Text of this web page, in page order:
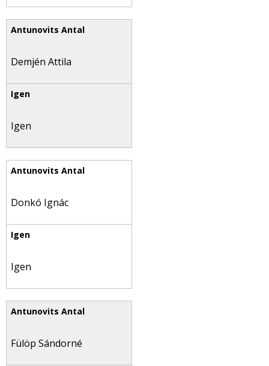
Demjén Attila
Igen
Donkó Ignác
Igen
Fülöp Sándorné